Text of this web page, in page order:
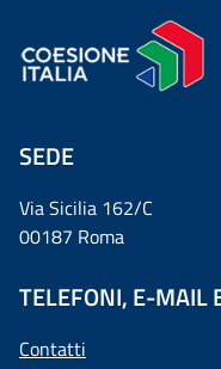
SEDE
Via Sicilia 162/C
00187 Roma
TELEFONI, E-MAIL
Contatti